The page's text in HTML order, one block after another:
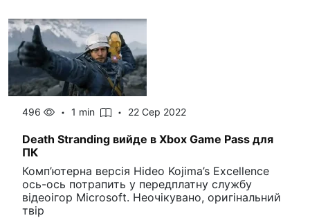
496 1 min 22 Сер 2022
Death Stranding вийде в Xbox Game Pass для
ПК
Комп’ютерна версія Hideo Kojima’s Excellence
ось-ось потрапить у передплатну службу
відеоігор Microsoft. Неочікувано, оригінальний
твір